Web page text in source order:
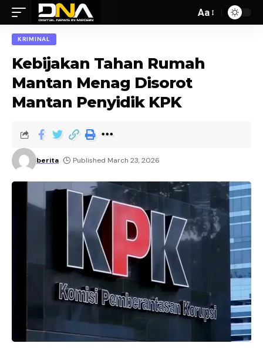
Aa
KRIMINAL
Kebijakan Tahan Rumah
Mantan Menag Disorot
Mantan Penyidik KPK
berita Published March 23, 2026